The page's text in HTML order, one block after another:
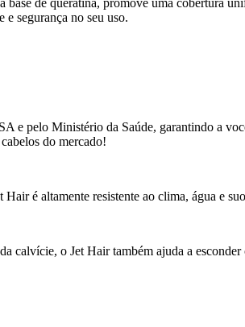
e segurança no seu uso.
e pelo Ministério da Saúde, garantindo a
do mercado!
é altamente resistente ao clima, água e
calvície, o Jet Hair também ajuda a